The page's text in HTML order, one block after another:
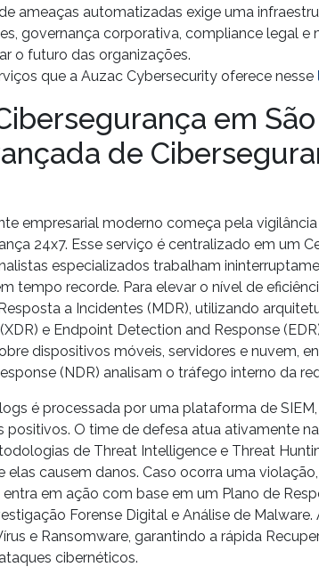
ameaças automatizadas exige uma
governança corporativa, compliance legal
o futuro das organizações.
que a Auzac Cybersecurity oferece nesse
em
de
empresarial moderno começa pela
24x7. Esse serviço é centralizado em um
especializados trabalham
tempo recorde. Para elevar o nível de
a Incidentes (MDR), utilizando
(XDR) e Endpoint Detection and Response
dispositivos móveis, servidores e nuvem,
(NDR) analisam o tráfego interno da
é processada por uma plataforma de SIEM
positivos. O time de defesa atua ativamente
de Threat Intelligence e Threat
elas causem danos. Caso ocorra uma
entra em ação com base em um Plano de
Forense Digital e Análise de Malware.
e Ransomware, garantindo a rápida
cibernéticos.